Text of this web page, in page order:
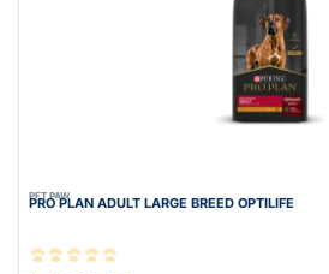
PET PAW
PRO PLAN ADULT LARGE BREED OPTILIFE